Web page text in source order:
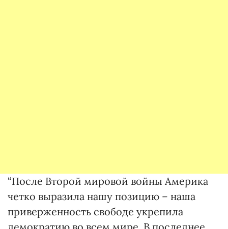
“После Второй мировой войны Америка
четко выразила нашу позицию – наша
приверженность свободе укрепила